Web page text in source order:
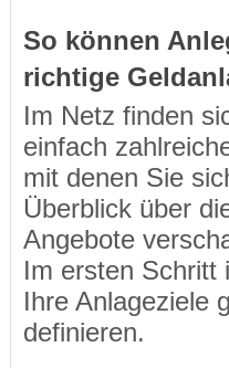
So können
richtige
Im Netz finden
einfach
mit denen Sie
Überblick über
Angebote
Im ersten Schritt
Ihre Anlageziele
definieren.